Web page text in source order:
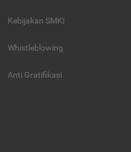
Kebijakan SMKI
Whistleblowing
Anti Gratifikasi